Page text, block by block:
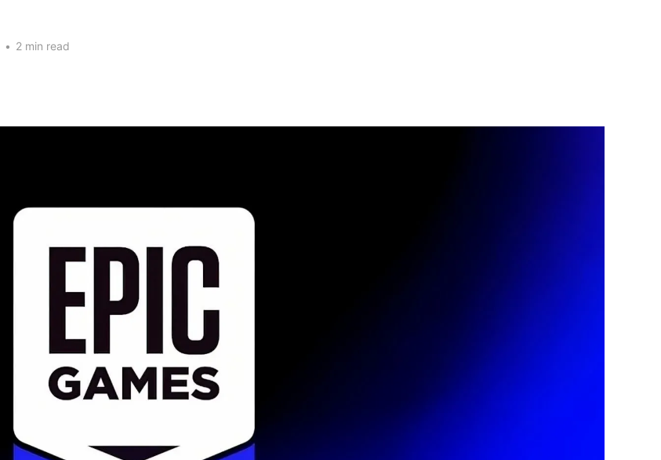
• 2 min read